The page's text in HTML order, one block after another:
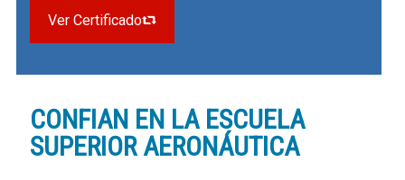
Ver Certificado
CONFIAN EN LA ESCUELA
SUPERIOR AERONÁUTICA